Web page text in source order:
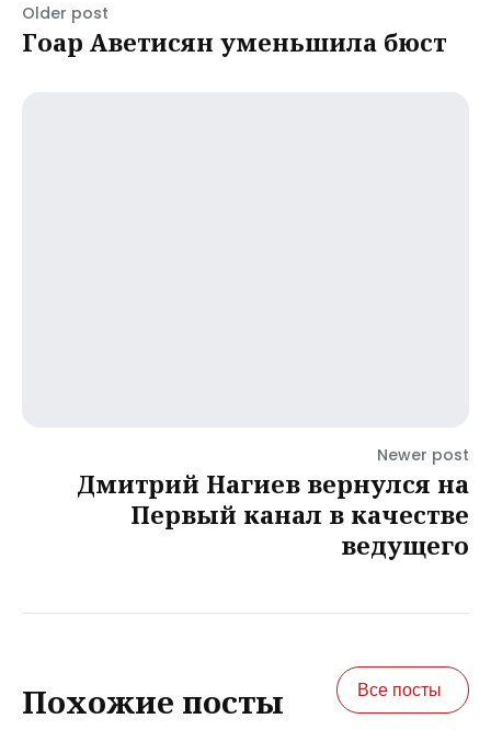
Older post
Гоар Аветисян уменьшила бюст
Newer post
Дмитрий Нагиев вернулся на
Первый канал в качестве
ведущего
Похожие посты Все посты